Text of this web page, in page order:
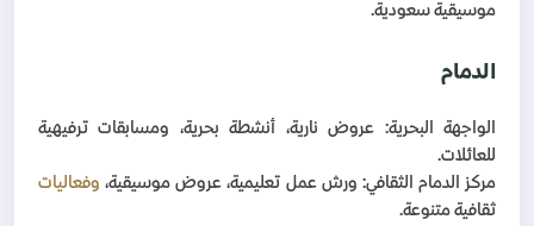
موسيقية سعودية.
الدمام
الواجهة البحرية: عروض نارية، أنشطة بحرية، ومسابقات ترفيهية
للعائلات.
مركز الدمام الثقافي: ورش عمل تعليمية، عروض موسيقية، وفعاليات
ثقافية متنوعة.